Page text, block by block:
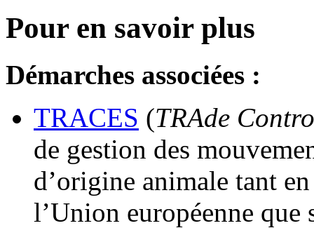
Pour en savoir plus
Démarches associées :
TRACES (TRAde
de gestion des
d’origine animale tant
l’Union européenne